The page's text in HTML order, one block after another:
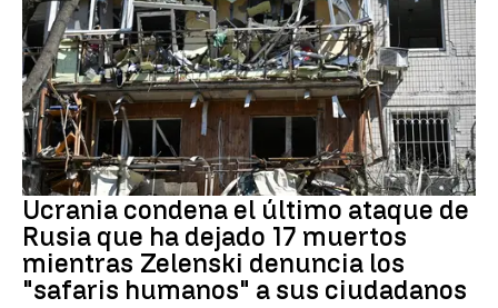
GUERRRA
Ucrania condena el último ataque de
Rusia que ha dejado 17 muertos
mientras Zelenski denuncia los
"safaris humanos" a sus ciudadanos